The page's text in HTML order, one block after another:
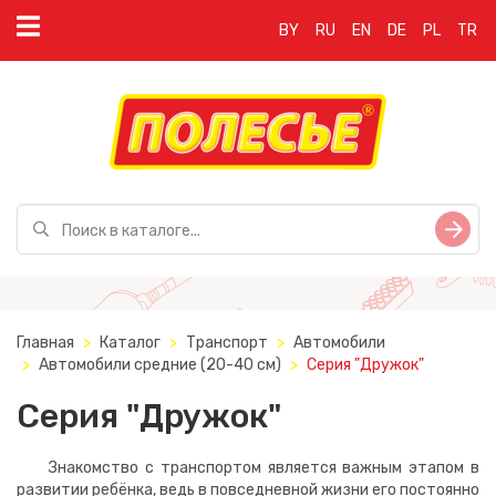
BY RU EN DE PL TR
Главная Каталог Транспорт
Автомобили
Автомобили средние (20-40 см)
Серия "Дружок"
Серия "Дружок"
Знакомство с транспортом является важным этапом в
развитии ребёнка, ведь в повседневной жизни его постоянно